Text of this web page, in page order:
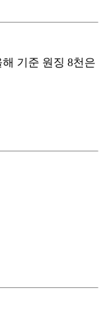
기준 원징 8천은